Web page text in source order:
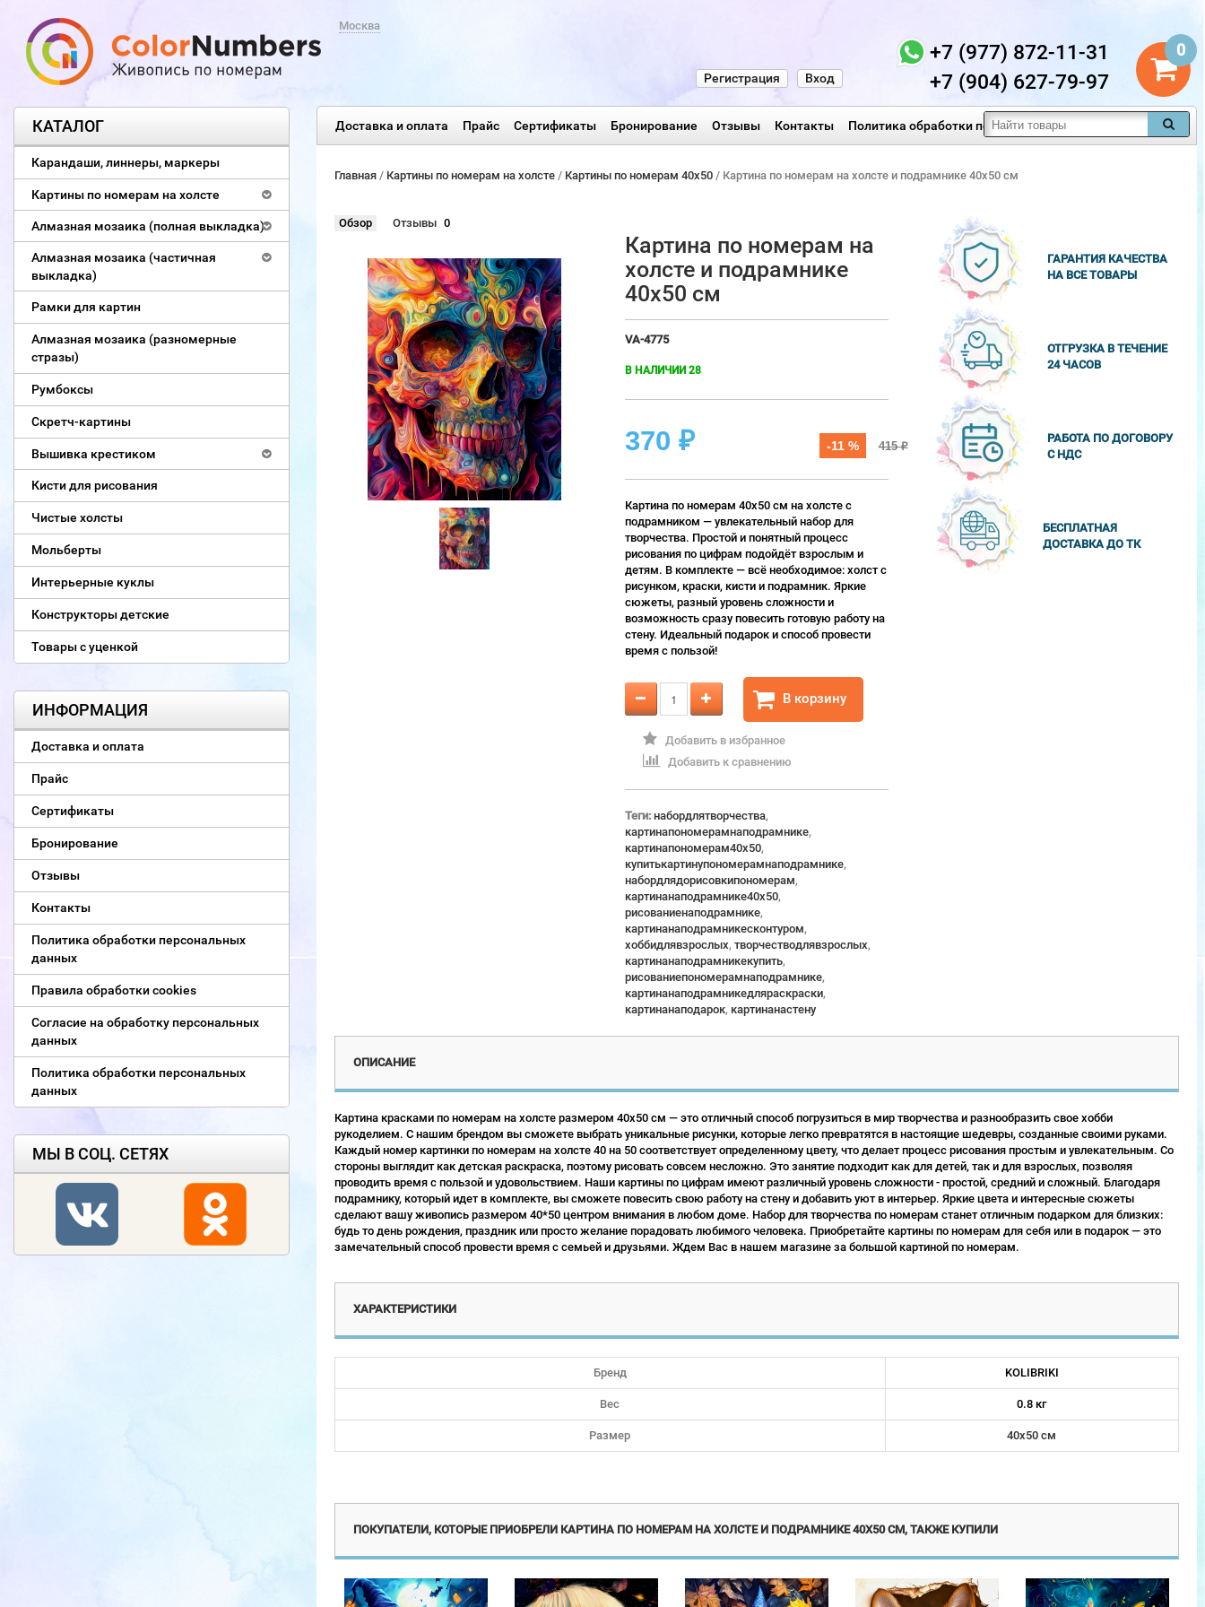
Москва
0
+7 (977) 872-11-31
+7 (904) 627-79-97
Вход
Регистрация
Доставка и оплата Прайс Сертификаты Бронирование Отзывы Контакты Политика обработки персональных данных
КАТАЛОГ
Карандаши, линнеры, маркеры
Картины по номерам на холсте
Алмазная мозаика (полная выкладка)
Алмазная мозаика (частичная
выкладка)
Рамки для картин
Алмазная мозаика (разномерные
стразы)
Румбоксы
Скретч-картины
Вышивка крестиком
Кисти для рисования
Чистые холсты
Мольберты
Интерьерные куклы
Конструкторы детские
Товары с уценкой
ИНФОРМАЦИЯ
Доставка и оплата
Прайс
Сертификаты
Бронирование
Отзывы
Контакты
Политика обработки персональных
данных
Правила обработки cookies
Согласие на обработку персональных
данных
Политика обработки персональных
данных
МЫ В СОЦ. СЕТЯХ
Главная/ Картины по номерам на холсте / Картины по номерам 40х50 / Картина по номерам на холсте и подрамнике 40х50 см
Обзор Отзывы 0
Картина по номерам на
холсте и подрамнике
40х50 см
VA-4775
В НАЛИЧИИ 28
370 ₽ -11 % 415₽
Картина по номерам 40х50 см на холсте с
подрамником — увлекательный набор для
творчества. Простой и понятный процесс
рисования по цифрам подойдёт взрослым и
детям. В комплекте — всё необходимое: холст с
рисунком, краски, кисти и подрамник. Яркие
сюжеты, разный уровень сложности и
возможность сразу повесить готовую работу на
стену. Идеальный подарок и способ провести
время с пользой!
В корзину
Добавить в избранное
Добавить к сравнению
Теги: набордлятворчества,
картинапономерамнаподрамнике,
картинапономерам40x50,
купитькартинупономерамнаподрамнике,
набордлядорисовкипономерам,
картинанаподрамнике40x50,
рисованиенаподрамнике,
картинанаподрамникесконтуром,
хоббидлявзрослых, творчестводлявзрослых,
картинанаподрамникекупить,
рисованиепономерамнаподрамнике,
картинанаподрамникедляраскраски,
картинанаподарок, картинанастену
ГАРАНТИЯ КАЧЕСТВА
НА ВСЕ ТОВАРЫ
ОТГРУЗКА В ТЕЧЕНИЕ
24 ЧАСОВ
РАБОТА ПО ДОГОВОРУ
С НДС
БЕСПЛАТНАЯ
ДОСТАВКА ДО ТК
ОПИСАНИЕ
Картина красками по номерам на холсте размером 40х50 см — это отличный способ погрузиться в мир творчества и разнообразить свое хобби
рукоделием. С нашим брендом вы сможете выбрать уникальные рисунки, которые легко превратятся в настоящие шедевры, созданные своими руками.
Каждый номер картинки по номерам на холсте 40 на 50 соответствует определенному цвету, что делает процесс рисования простым и увлекательным. Со
стороны выглядит как детская раскраска, поэтому рисовать совсем несложно. Это занятие подходит как для детей, так и для взрослых, позволяя
проводить время с пользой и удовольствием. Наши картины по цифрам имеют различный уровень сложности - простой, средний и сложный. Благодаря
подрамнику, который идет в комплекте, вы сможете повесить свою работу на стену и добавить уют в интерьер. Яркие цвета и интересные сюжеты
сделают вашу живопись размером 40*50 центром внимания в любом доме. Набор для творчества по номерам станет отличным подарком для близких:
будь то день рождения, праздник или просто желание порадовать любимого человека. Приобретайте картины по номерам для себя или в подарок — это
замечательный способ провести время с семьей и друзьями. Ждем Вас в нашем магазине за большой картиной по номерам.
ХАРАКТЕРИСТИКИ
Бренд KOLIBRIKI
Вес 0.8 кг
Размер 40х50 см
ПОКУПАТЕЛИ, КОТОРЫЕ ПРИОБРЕЛИ КАРТИНА ПО НОМЕРАМ НА ХОЛСТЕ И ПОДРАМНИКЕ 40Х50 СМ, ТАКЖЕ КУПИЛИ